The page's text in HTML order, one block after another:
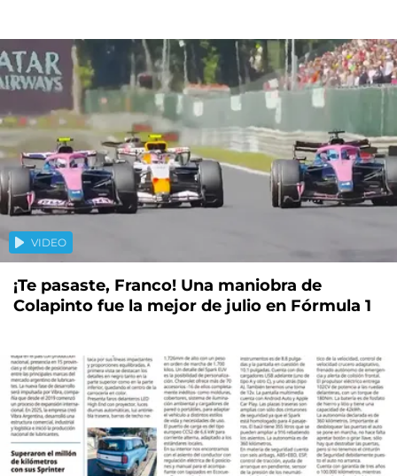
VIDEO
¡Te pasaste, Franco! Una maniobra de
Colapinto fue la mejor de julio en Fórmula 1